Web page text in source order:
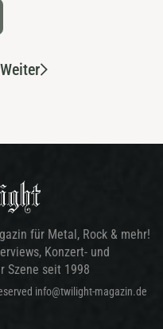
Weiter
für Metal, Rock & mehr!
Konzert- und
Szene seit 1998
info@twilight-magazin.de